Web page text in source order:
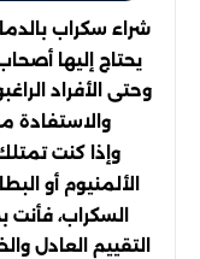
شراء سكراب
يحتاج إليها
وحتى الأفراد
والاستفادة
وإذا كنت
الألمنيوم أو
السكراب،
التقييم العادل